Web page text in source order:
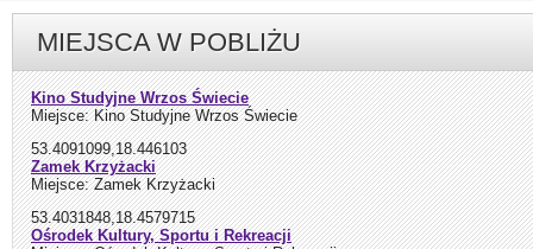
MIEJSCA W POBLIŻU
Kino Studyjne Wrzos Świecie
Miejsce: Kino Studyjne Wrzos Świecie
53.4091099,18.446103
Zamek Krzyżacki
Miejsce: Zamek Krzyżacki
53.4031848,18.4579715
Ośrodek Kultury, Sportu i Rekreacji